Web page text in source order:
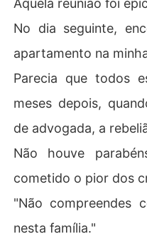
Aquela reunião foi
No dia seguinte,
apartamento na
Parecia que todos
meses depois,
de advogada, a
Não houve
cometido o pior dos
"Não compreendes
nesta família."